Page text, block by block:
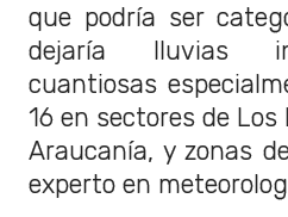
que podría ser
dejaría lluvias
cuantiosas
16 en sectores de Los
Araucanía, y zonas
experto en